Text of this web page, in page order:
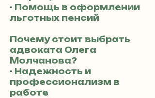
- Помощь в оформлении
льготных пенсий
Почему стоит выбрать
адвоката Олега
Молчанова?
- Надежность и
профессионализм в
работе